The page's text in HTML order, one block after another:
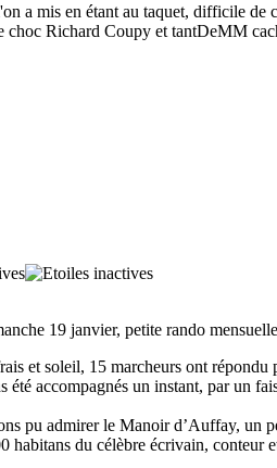
a mis en étant au taquet, difficile
Richard Coupy et tantDeMM
19 janvier, petite rando
et soleil, 15 marcheurs ont
accompagnés un instant, par un
pu admirer le Manoir d’Auffay, un
habitans du célèbre écrivain,